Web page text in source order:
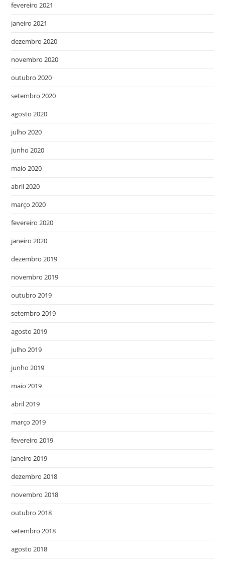
fevereiro 2021
janeiro 2021
dezembro 2020
novembro 2020
outubro 2020
setembro 2020
agosto 2020
julho 2020
junho 2020
maio 2020
abril 2020
março 2020
fevereiro 2020
janeiro 2020
dezembro 2019
novembro 2019
outubro 2019
setembro 2019
agosto 2019
julho 2019
junho 2019
maio 2019
abril 2019
março 2019
fevereiro 2019
janeiro 2019
dezembro 2018
novembro 2018
outubro 2018
setembro 2018
agosto 2018